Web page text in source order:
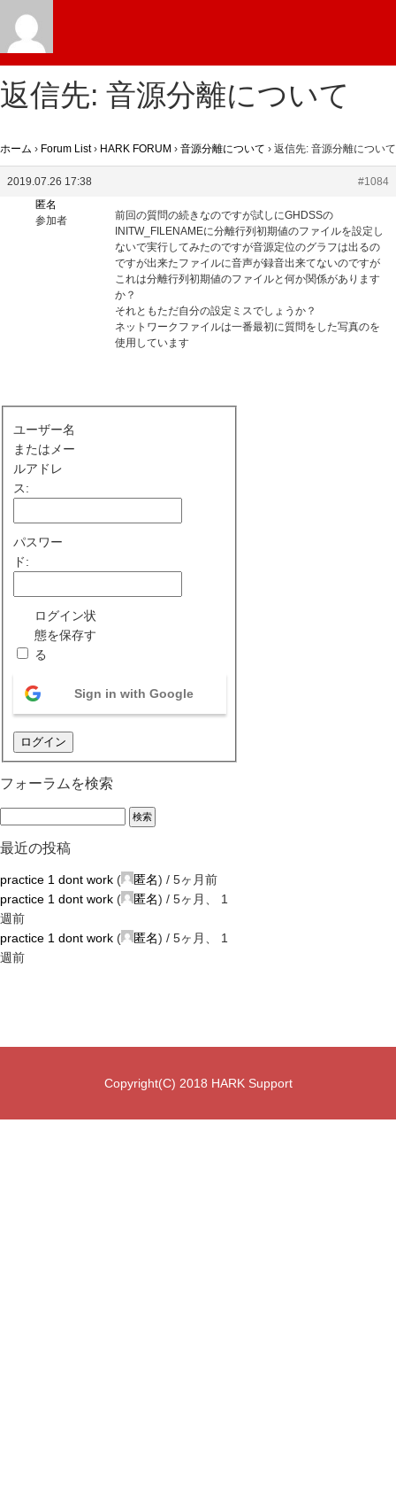
返信先: 音源分離について
ホーム › Forum List › HARK FORUM › 音源分離について › 返信先: 音源分離について
2019.07.26 17:38
#1084
匿名
参加者
前回の質問の続きなのですが試しにGHDSSの
INITW_FILENAMEに分離行列初期値のファイルを設定し
ないで実行してみたのですが音源定位のグラフは出るの
ですが出来たファイルに音声が録音出来てないのですが
これは分離行列初期値のファイルと何か関係があります
か？
それともただ自分の設定ミスでしょうか？
ネットワークファイルは一番最初に質問をした写真のを
使用しています
ユーザー名
またはメー
ルアドレ
ス:
パスワー
ド:
ログイン状
態を保存す
る
Sign in with Google
ログイン
フォーラムを検索
最近の投稿
practice 1 dont work ( 匿名) / 5ヶ月前
practice 1 dont work ( 匿名) / 5ヶ月、 1
週前
practice 1 dont work ( 匿名) / 5ヶ月、 1
週前
Copyright(C) 2018 HARK Support